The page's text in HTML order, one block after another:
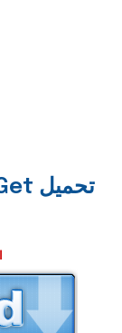
تحميل EagleGet